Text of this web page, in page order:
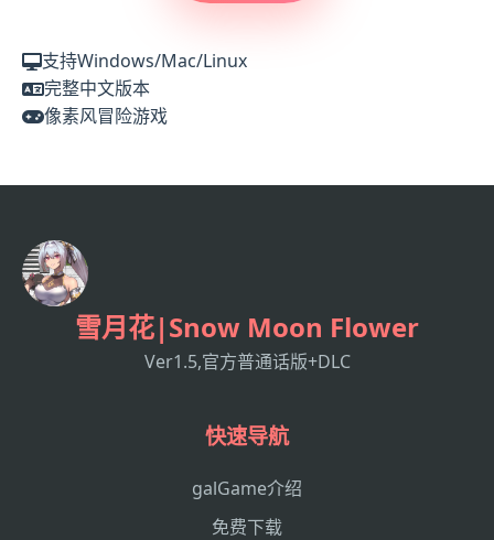
支持Windows/Mac/Linux
完整中文版本
像素风冒险游戏
雪月花|Snow Moon Flower
Ver1.5,官方普通话版+DLC
快速导航
galGame介绍
免费下载